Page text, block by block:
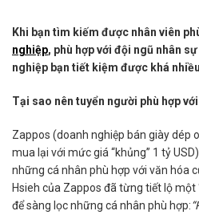
Khi bạn tìm kiếm được nhân viên
nghiệp, phù hợp với đội ngũ nhân
nghiệp bạn tiết kiệm được khá
Tại sao nên tuyển người phù hợp
Zappos (doanh nghiệp bán giày dép
mua lại với mức giá “khủng” 1 tỷ
những cá nhân phù hợp với văn hóa
Hsieh của Zappos đã từng tiết lộ
để sàng lọc những cá nhân phù hợp: